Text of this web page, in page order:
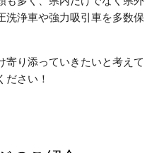
洗浄車や強力吸引車を多数保
寄り添っていきたいと考えて
ださい！